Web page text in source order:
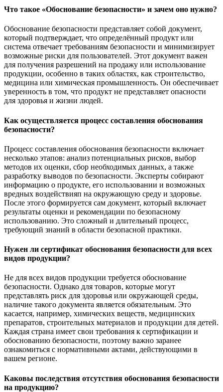
Что такое «Обоснование безопасности» и зачем оно нужно?
Обоснование безопасности представляет собой документ,
который подтверждает, что определённый продукт или
система отвечает требованиям безопасности и минимизирует
возможные риски для пользователей. Этот документ важен
для получения разрешений на продажу или использование
продукции, особенно в таких областях, как строительство,
медицина или химическая промышленность. Он обеспечивает
уверенность в том, что продукт не представляет опасности
для здоровья и жизни людей.
Как осуществляется процесс составления обоснования
безопасности?
Процесс составления обоснования безопасности включает
несколько этапов: анализ потенциальных рисков, выбор
методов их оценки, сбор необходимых данных, а также
разработку выводов по безопасности. Эксперты собирают
информацию о продукте, его использовании и возможных
вредных воздействияп на окружающую среду и здоровье.
После этого формируется сам документ, который включает
результаты оценки и рекомендации по безопасному
использованию. Это сложный и длительный процесс,
требующий знаний в области безопасной практики.
Нужен ли сертификат обоснования безопасности для всех
видов продукции?
Не для всех видов продукции требуется обоснование
безопасности. Однако для товаров, которые могут
представлять риск для здоровья или окружающей среды,
наличие такого документа является обязательным. Это
касается, например, химических веществ, медицинских
препаратов, строительных материалов и продукции для детей.
Каждая страна имеет свои требования к сертификации и
обоснованию безопасности, поэтому важно заранее
ознакомиться с нормативными актами, действующими в
вашем регионе.
Каковы последствия отсутствия обоснования безопасности
на продукцию?